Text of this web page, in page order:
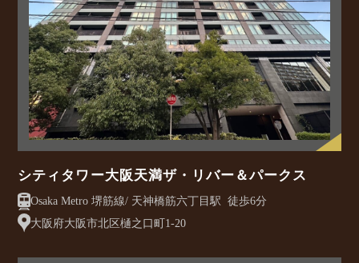
シティタワー大阪天満ザ・リバー＆パークス
Osaka Metro 堺筋線/ 天神橋筋六丁目駅 徒歩6分
大阪府大阪市北区樋之口町1-20